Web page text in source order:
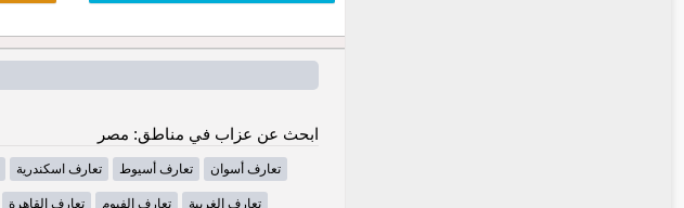
ابحث عن عزاب في مناطق: مصر
تعارف أسوان تعارف أسيوط تعارف اسكندرية
تعارف الغربية تعارف الفيوم تعارف القاهرة